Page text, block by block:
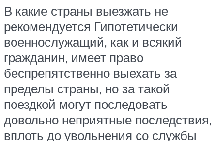
В какие страны выезжать не
рекомендуется Гипотетически
военнослужащий, как и всякий
гражданин, имеет право
беспрепятственно выехать за
пределы страны, но за такой
поездкой могут последовать
довольно неприятные последствия,
вплоть до увольнения со службы